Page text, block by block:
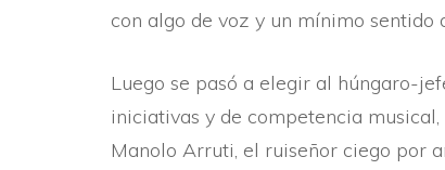
con algo de voz y un mí­nimo
Luego se pasó a elegir al húngaro-
iniciativas y de competencia
Manolo Arruti, el ruiseñor ciego por